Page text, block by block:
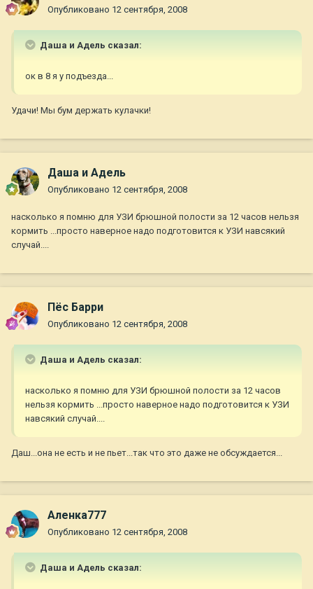
Опубликовано 12 сентября, 2008
Даша и Адель сказал:
ок в 8 я у подъезда...
Удачи! Мы бум держать кулачки!
Даша и Адель
Опубликовано 12 сентября, 2008
насколько я помню для УЗИ брюшной полости за 12 часов нельзя
кормить ...просто наверное надо подготовится к УЗИ навсякий
случай....
Пёс Барри
Опубликовано 12 сентября, 2008
Даша и Адель сказал:
насколько я помню для УЗИ брюшной полости за 12 часов
нельзя кормить ...просто наверное надо подготовится к УЗИ
навсякий случай....
Даш...она не есть и не пьет...так что это даже не обсуждается...
Аленка777
Опубликовано 12 сентября, 2008
Даша и Адель сказал: